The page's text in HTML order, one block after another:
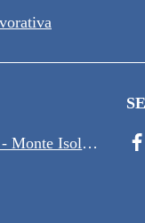
Isola - (BS)